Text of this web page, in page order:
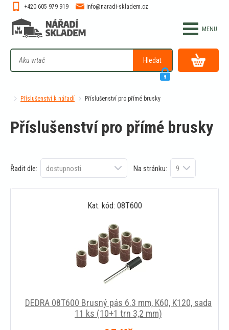
Hledat
+420 605 979 919 info@naradi-skladem.cz
Příslušenství k nářadí Příslušenství pro přímé brusky
Příslušenství pro přímé brusky
Řadit dle: Na stránku:
Kat. kód: 08T600
DEDRA 08T600 Brusný pás 6.3 mm, K60, K120, sada
11 ks (10+1 trn 3,2 mm)